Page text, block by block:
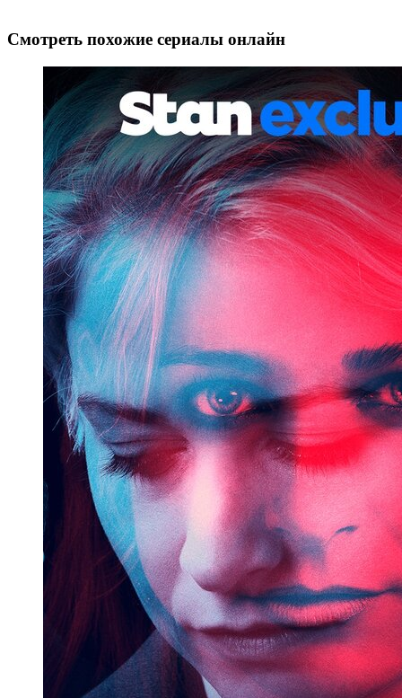
Смотреть похожие сериалы онлайн